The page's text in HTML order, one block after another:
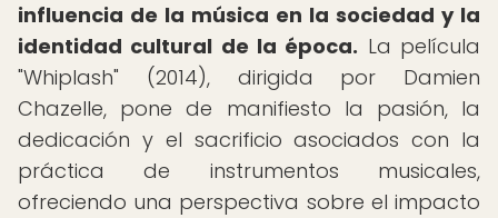
influencia de la música en la sociedad y la
identidad cultural de la época. La película
"Whiplash" (2014), dirigida por Damien
Chazelle, pone de manifiesto la pasión, la
dedicación y el sacrificio asociados con la
práctica de instrumentos musicales,
ofreciendo una perspectiva sobre el impacto